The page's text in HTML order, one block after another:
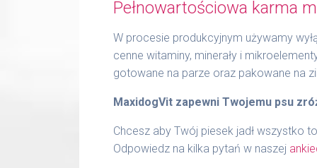
Pełnowartościowa karma
W procesie produkcyjnym używamy
cenne witaminy, minerały i
gotowane na parze oraz pakowane na
MaxidogVit zapewni Twojemu psu
Chcesz aby Twój piesek jadł wszystko
Odpowiedz na kilka pytań w naszej